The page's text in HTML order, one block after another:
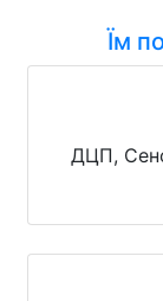
Їм
ДЦП,